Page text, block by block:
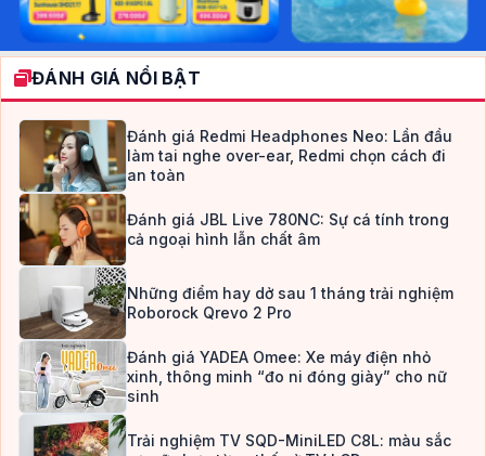
ĐÁNH GIÁ NỔI BẬT
Đánh giá Redmi Headphones Neo: Lần đầu
làm tai nghe over-ear, Redmi chọn cách đi
an toàn
Đánh giá JBL Live 780NC: Sự cá tính trong
cả ngoại hình lẫn chất âm
Những điểm hay dở sau 1 tháng trải nghiệm
Roborock Qrevo 2 Pro
Đánh giá YADEA Omee: Xe máy điện nhỏ
xinh, thông minh “đo ni đóng giày” cho nữ
sinh
Trải nghiệm TV SQD-MiniLED C8L: màu sắc